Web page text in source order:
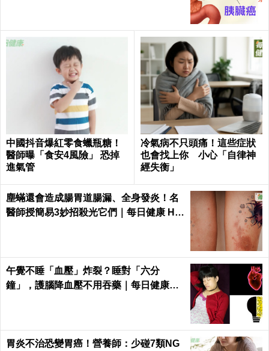
中國抖音爆紅零食蠟瓶糖！
醫師曝「食安4風險」 恐掉
進氣管
冷氣病不只頭痛！這些症狀
也會找上你 小心「自律神
經失衡」
塵蟎還會造成腸胃道腸漏、全身發炎！名
醫師授簡易3妙招殺光它們｜每日健康 He
午覺不睡「血壓」炸裂？睡對「六分
鐘」，護腦降血壓不用吞藥｜每日健康He
胃炎不治恐變胃癌！營養師：少碰7類NG